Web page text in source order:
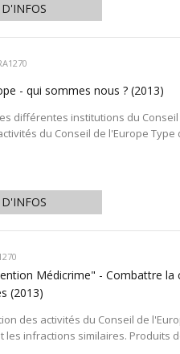
- qui sommes nous ? (2013)
différentes institutions du
du Conseil de l'Europe Type
Médicrime" - Combattre
(2013)
des activités du Conseil de
les infractions similaires. Produits